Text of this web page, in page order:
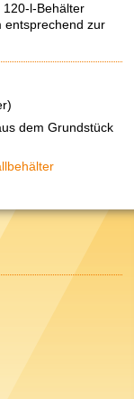
120-l-Behälter
entsprechend zur
dem Grundstück